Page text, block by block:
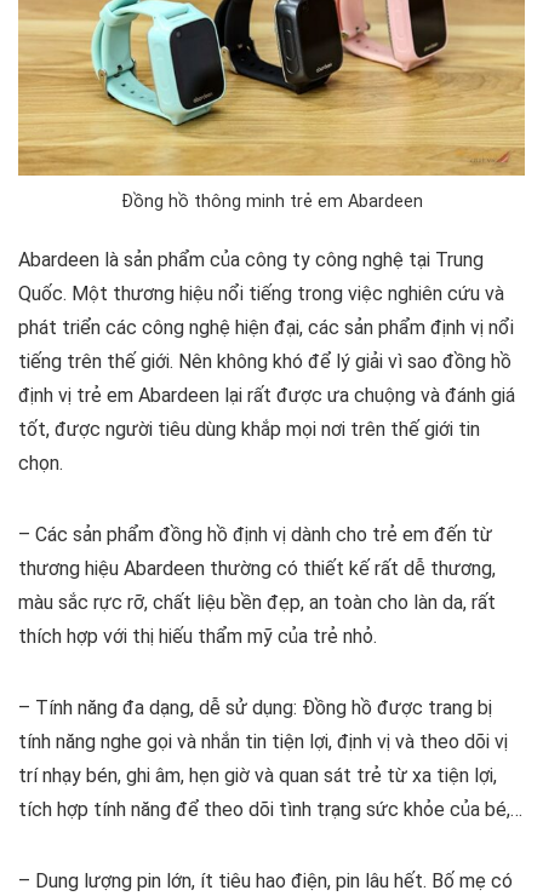
Đồng hồ thông minh trẻ em Abardeen
Abardeen là sản phẩm của công ty công nghệ tại Trung
Quốc. Một thương hiệu nổi tiếng trong việc nghiên cứu và
phát triển các công nghệ hiện đại, các sản phẩm định vị nổi
tiếng trên thế giới. Nên không khó để lý giải vì sao đồng hồ
định vị trẻ em Abardeen lại rất được ưa chuộng và đánh giá
tốt, được người tiêu dùng khắp mọi nơi trên thế giới tin
chọn.
– Các sản phẩm đồng hồ định vị dành cho trẻ em đến từ
thương hiệu Abardeen thường có thiết kế rất dễ thương,
màu sắc rực rỡ, chất liệu bền đẹp, an toàn cho làn da, rất
thích hợp với thị hiếu thẩm mỹ của trẻ nhỏ.
– Tính năng đa dạng, dễ sử dụng: Đồng hồ được trang bị
tính năng nghe gọi và nhắn tin tiện lợi, định vị và theo dõi vị
trí nhạy bén, ghi âm, hẹn giờ và quan sát trẻ từ xa tiện lợi,
tích hợp tính năng để theo dõi tình trạng sức khỏe của bé,…
– Dung lượng pin lớn, ít tiêu hao điện, pin lâu hết. Bố mẹ có